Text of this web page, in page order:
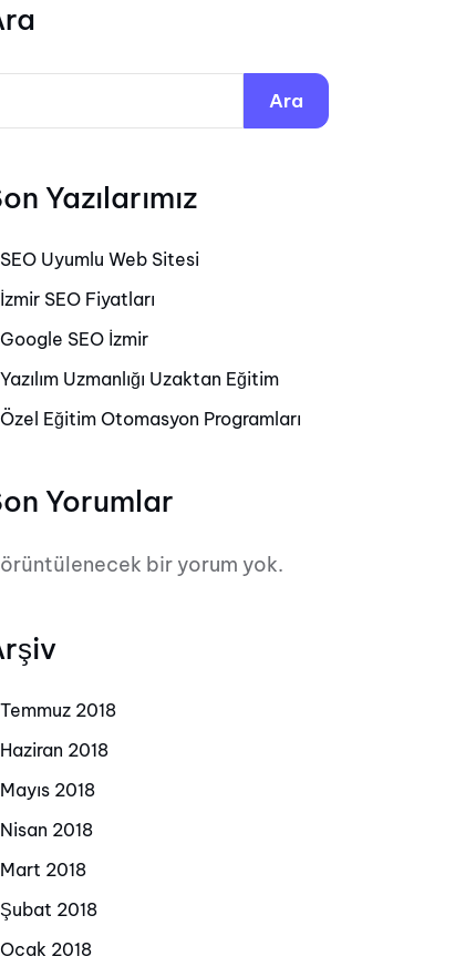
Ara
Yazılarımız
SEO Uyumlu Web Sitesi
İzmir SEO Fiyatları
Google SEO İzmir
Yazılım Uzmanlığı Uzaktan Eğitim
Özel Eğitim Otomasyon Programları
Yorumlar
bir yorum yok.
Temmuz 2018
Haziran 2018
Mayıs 2018
Nisan 2018
Mart 2018
Şubat 2018
Ocak 2018